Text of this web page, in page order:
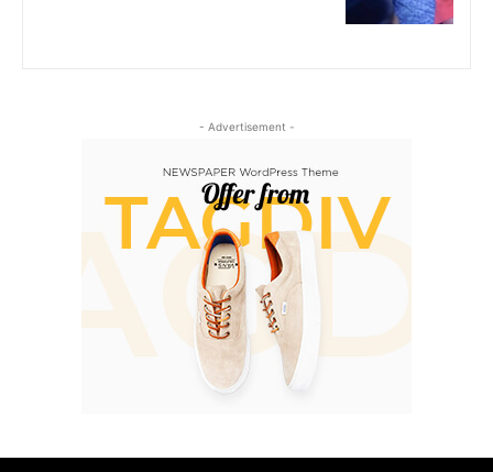
- Advertisement -